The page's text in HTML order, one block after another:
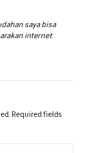
saya bisa
internet
Required fields